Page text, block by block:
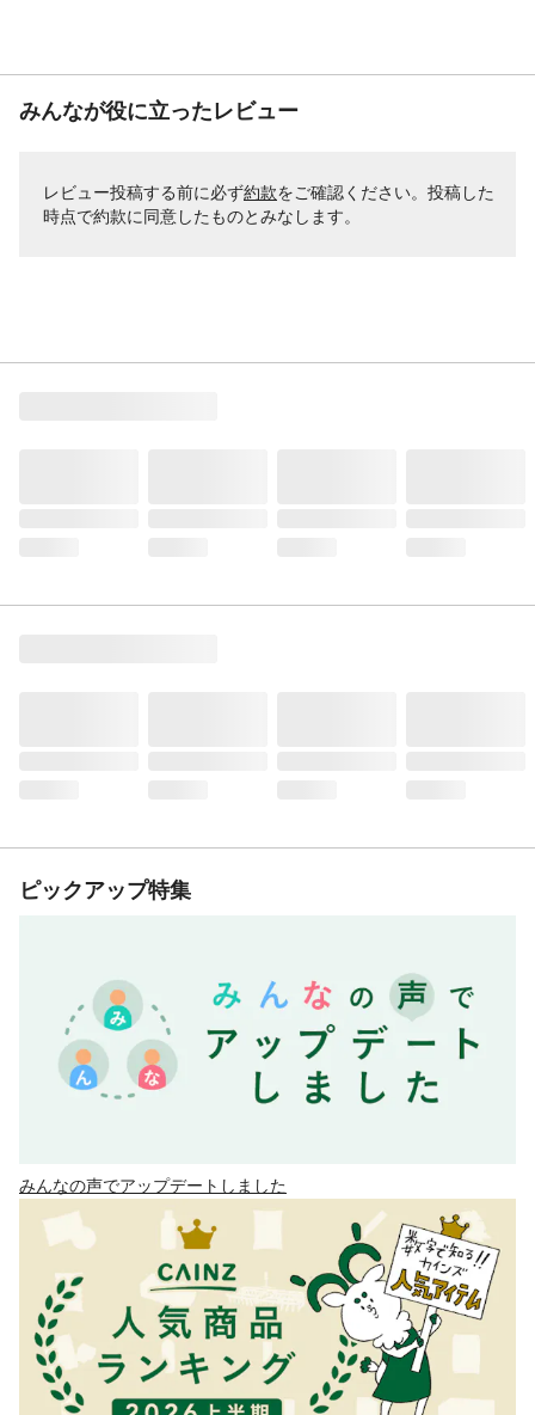
みんなが役に立ったレビュー
レビュー投稿する前に必ず約款をご確認ください。投稿した
時点で約款に同意したものとみなします。
ピックアップ特集
みんなの声でアップデートしました